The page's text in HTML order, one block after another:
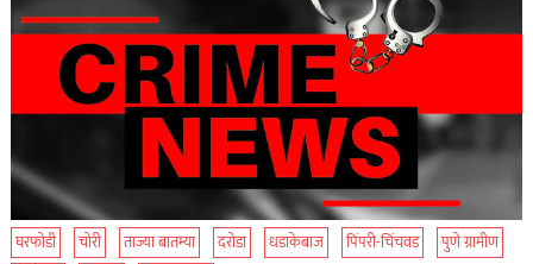
घरफोडी चोरी ताज्या बातम्या दरोडा धडाकेबाज पिंपरी-चिंचवड
पुणे ग्रामीण